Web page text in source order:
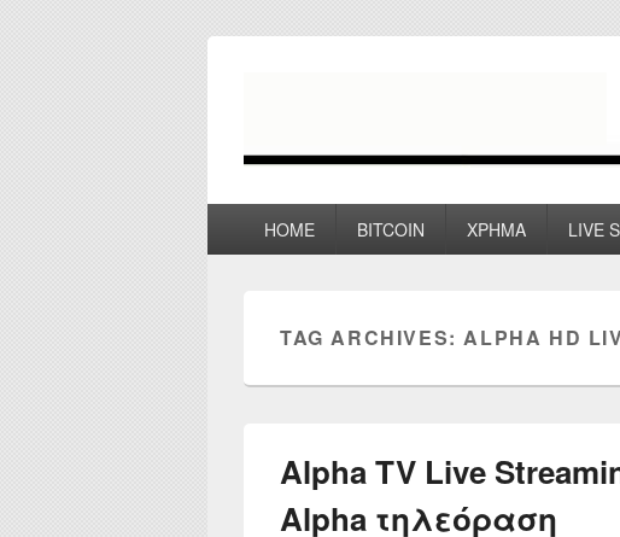
HOME BITCOIN ΧΡΗΜΑ LIVE
TAG ARCHIVES:ALPHA HD
Alpha TV Live
Alpha τηλεόραση